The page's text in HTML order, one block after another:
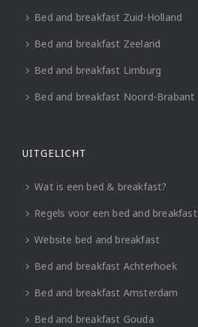
Bed and breakfast Zuid-Holland
Bed and breakfast Zeeland
Bed and breakfast Limburg
Bed and breakfast Noord-Brabant
UITGELICHT
Wat is een bed & breakfast?
Regels voor een bed and breakfast
Website bed and breakfast
Bed and breakfast Achterhoek
Bed and breakfast Amsterdam
Bed and breakfast Gouda